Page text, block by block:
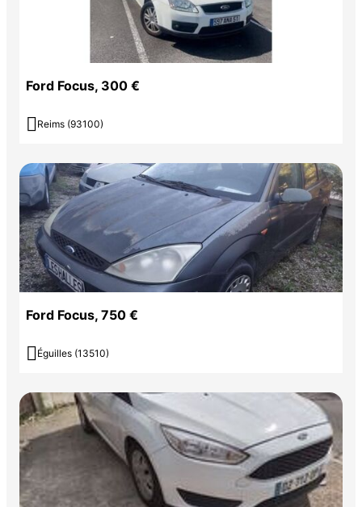
Ford Focus, 300 €
 Reims (93100)
Ford Focus, 750 €
 Éguilles (13510)